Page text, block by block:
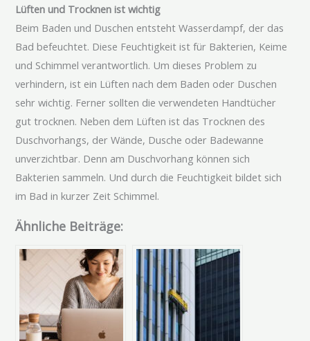
Lüften und Trocknen ist wichtig
Beim Baden und Duschen entsteht Wasserdampf, der das
Bad befeuchtet. Diese Feuchtigkeit ist für Bakterien, Keime
und Schimmel verantwortlich. Um dieses Problem zu
verhindern, ist ein Lüften nach dem Baden oder Duschen
sehr wichtig. Ferner sollten die verwendeten Handtücher
gut trocknen. Neben dem Lüften ist das Trocknen des
Duschvorhangs, der Wände, Dusche oder Badewanne
unverzichtbar. Denn am Duschvorhang können sich
Bakterien sammeln. Und durch die Feuchtigkeit bildet sich
im Bad in kurzer Zeit Schimmel.
Ähnliche Beiträge: